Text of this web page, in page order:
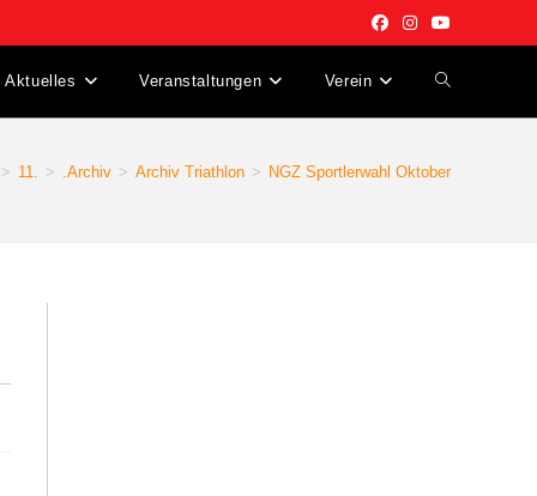
Aktuelles Veranstaltungen Verein
> 11. > .Archiv > Archiv Triathlon > NGZ Sportlerwahl Oktober